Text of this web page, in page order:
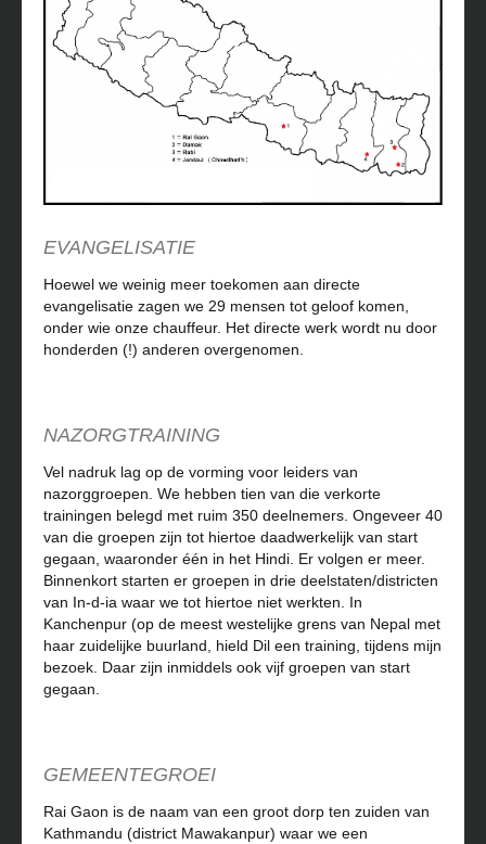
EVANGELISATIE
Hoewel we weinig meer toekomen aan directe
evangelisatie zagen we 29 mensen tot geloof komen,
onder wie onze chauffeur. Het directe werk wordt nu door
honderden (!) anderen overgenomen.
NAZORGTRAINING
Vel nadruk lag op de vorming voor leiders van
nazorggroepen. We hebben tien van die verkorte
trainingen belegd met ruim 350 deelnemers. Ongeveer 40
van die groepen zijn tot hiertoe daadwerkelijk van start
gegaan, waaronder één in het Hindi. Er volgen er meer.
Binnenkort starten er groepen in drie deelstaten/districten
van In-d-ia waar we tot hiertoe niet werkten. In
Kanchenpur (op de meest westelijke grens van Nepal met
haar zuidelijke buurland, hield Dil een training, tijdens mijn
bezoek. Daar zijn inmiddels ook vijf groepen van start
gegaan.
GEMEENTEGROEI
Rai Gaon is de naam van een groot dorp ten zuiden van
Kathmandu (district Mawakanpur) waar we een